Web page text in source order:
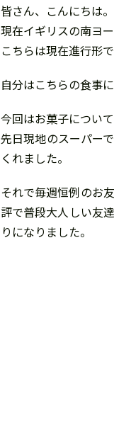
皆さん、こんにちは。
現在イギリスの南ヨ
こちらは現在進行形
自分はこちらの食事
今回はお菓子について
先日現地のスーパー
くれました。
それで毎週恒例のお
評で普段大人しい友
りになりました。